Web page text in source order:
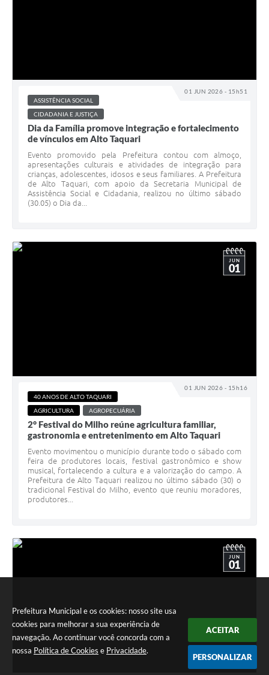
Prefeitura Municipal e os cookies: nosso site usa
cookies para melhorar a sua experiência de
navegação. Ao continuar você concorda com a
nossa Política de Cookies e Privacidade.
ACEITAR
PERSONALIZAR
01 JUN 2026 - 15h51
ASSISTÊNCIA SOCIAL
CIDADANIA E JUSTIÇA
Dia da Família promove integração e fortalecimento
de vínculos em Alto Taquari
Evento promovido pela Prefeitura contou com almoço,
apresentações culturais e atividades de integração para
crianças, adolescentes, idosos e seus familiares. A Prefeitura
de Alto Taquari, com apoio da Secretaria Municipal de
Assistência Social e Cidadania, realizou no último sábado
(30.05) o Dia da...
01 JUN 2026 - 15h16
JUN
01
40 ANOS DE ALTO TAQUARI
AGRICULTURA
AGROPECUÁRIA
2° Festival do Milho reúne agricultura familiar,
gastronomia e entretenimento em Alto Taquari
Evento movimentou o município durante todo o sábado com
feira de produtores locais, festival gastronômico e show
musical, fortalecendo a cultura e a valorização do campo. A
Prefeitura de Alto Taquari realizou no último sábado (30) o
tradicional Festival do Milho, evento que reuniu moradores,
produtores...
JUN
01